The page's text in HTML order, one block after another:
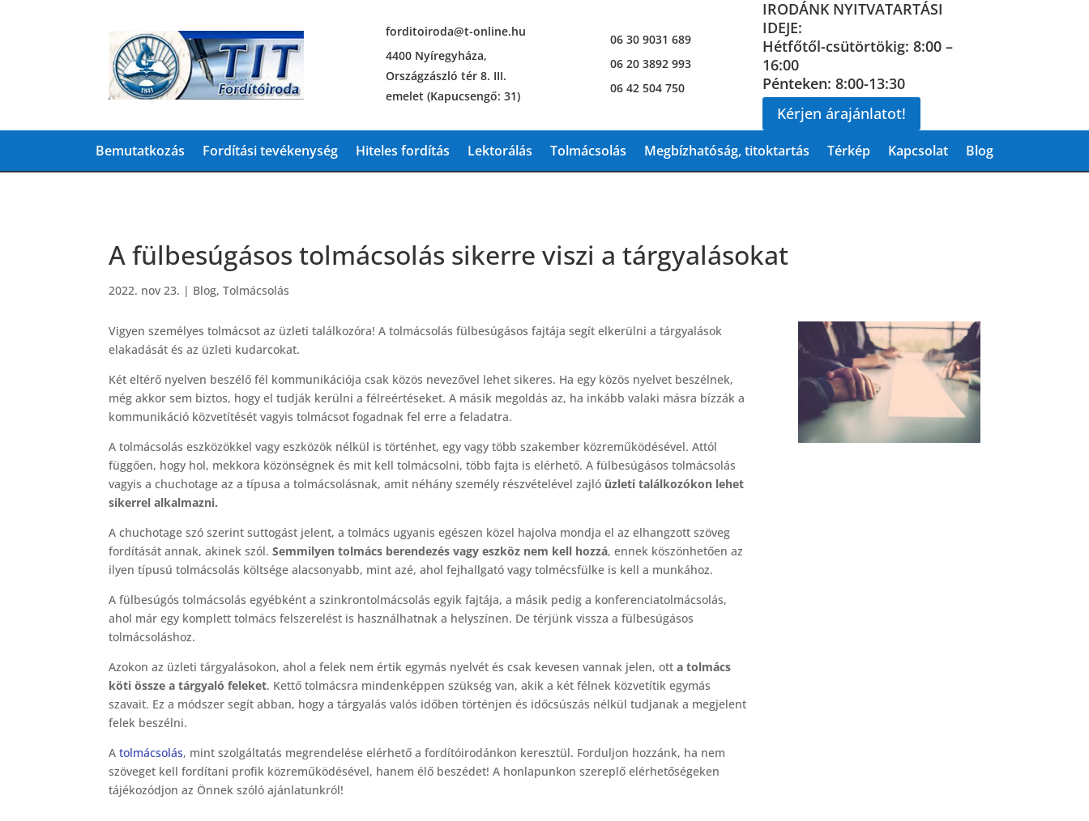
forditoiroda@t-online.hu
4400 Nyíregyháza,
Országzászló tér 8. III.
emelet (Kapucsengő: 31)
06 30 9031 689
06 20 3892 993
06 42 504 750
IRODÁNK NYITVATARTÁSI
IDEJE:
Hétfőtől-csütörtökig: 8:00 –
16:00
Pénteken: 8:00-13:30
Kérjen árajánlatot!
Bemutatkozás Fordítási tevékenység Hiteles fordítás Lektorálás Tolmácsolás Megbízhatóság, titoktartás Térkép Kapcsolat Blog
A fülbesúgásos tolmácsolás sikerre viszi a tárgyalásokat
2022. nov 23. | Blog,Tolmácsolás
Vigyen személyes tolmácsot az üzleti találkozóra! A tolmácsolás fülbesúgásos fajtája segít elkerülni a tárgyalások
elakadását és az üzleti kudarcokat.
Két eltérő nyelven beszélő fél kommunikációja csak közös nevezővel lehet sikeres. Ha egy közös nyelvet beszélnek,
még akkor sem biztos, hogy el tudják kerülni a félreértéseket. A másik megoldás az, ha inkább valaki másra bízzák a
kommunikáció közvetítését vagyis tolmácsot fogadnak fel erre a feladatra.
A tolmácsolás eszközökkel vagy eszközök nélkül is történhet, egy vagy több szakember közreműködésével. Attól
függően, hogy hol, mekkora közönségnek és mit kell tolmácsolni, több fajta is elérhető. A fülbesúgásos tolmácsolás
vagyis a chuchotage az a típusa a tolmácsolásnak, amit néhány személy részvételével zajló üzleti találkozókon lehet
sikerrel alkalmazni.
A chuchotage szó szerint suttogást jelent, a tolmács ugyanis egészen közel hajolva mondja el az elhangzott szöveg
fordítását annak, akinek szól. Semmilyen tolmács berendezés vagy eszköz nem kell hozzá, ennek köszönhetően az
ilyen típusú tolmácsolás költsége alacsonyabb, mint azé, ahol fejhallgató vagy tolmécsfülke is kell a munkához.
A fülbesúgós tolmácsolás egyébként a szinkrontolmácsolás egyik fajtája, a másik pedig a konferenciatolmácsolás,
ahol már egy komplett tolmács felszerelést is használhatnak a helyszínen. De térjünk vissza a fülbesúgásos
tolmácsoláshoz.
Azokon az üzleti tárgyalásokon, ahol a felek nem értik egymás nyelvét és csak kevesen vannak jelen, otta tolmács
köti össze a tárgyaló feleket. Kettő tolmácsra mindenképpen szükség van, akik a két félnek közvetítik egymás
szavait. Ez a módszer segít abban, hogy a tárgyalás valós időben történjen és időcsúszás nélkül tudjanak a megjelent
felek beszélni.
Atolmácsolás, mint szolgáltatás megrendelése elérhető a fordítóirodánkon keresztül. Forduljon hozzánk, ha nem
szöveget kell fordítani profik közreműködésével, hanem élő beszédet! A honlapunkon szereplő elérhetőségeken
tájékozódjon az Önnek szóló ajánlatunkról!